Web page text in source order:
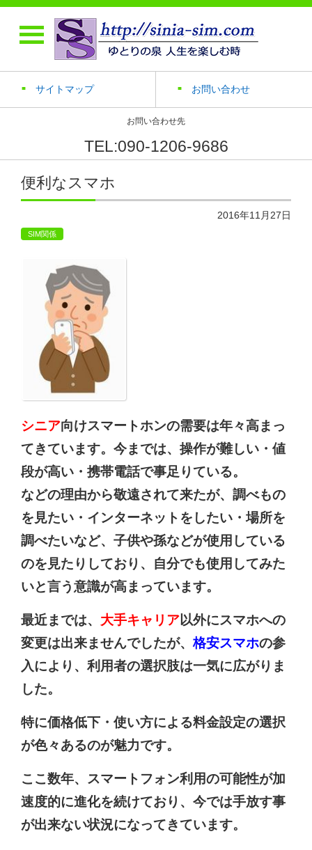
サイトマップ お問い合わせ
お問い合わせ先
TEL:090-1206-9686
便利なスマホ
2016年11月27日
SIM関係
シニア向けスマートホンの需要は年々高まっ
てきています。今までは、操作が難しい・値
段が高い・携帯電話で事足りている。
などの理由から敬遠されて来たが、調べもの
を見たい・インターネットをしたい・場所を
調べたいなど、子供や孫などが使用している
のを見たりしており、自分でも使用してみた
いと言う意識が高まっています。
最近までは、 大手キャリア以外にスマホへの
変更は出来ませんでしたが、格安スマホの参
入により、利用者の選択肢は一気に広がりま
した。
特に価格低下・使い方による料金設定の選択
が色々あるのが魅力です。
ここ数年、スマートフォン利用の可能性が加
速度的に進化を続けており、今では手放す事
が出来ない状況になってきています。